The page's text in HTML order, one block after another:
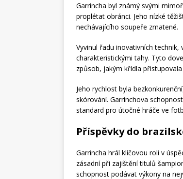
Garrincha byl známý svými
proplétat obránci. Jeho nízké
nechávajícího soupeře zmatené.
Vyvinul řadu inovativních
charakteristickými tahy. Tyto
způsob, jakým křídla
Jeho rychlost byla
skórování. Garrinchova
standard pro útočné hráče ve
Příspěvky do
Garrincha hrál klíčovou roli v
zásadní při zajištění titulů
schopnost podávat výkony na